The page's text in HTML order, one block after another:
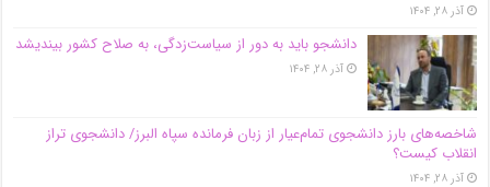
آذر ۲۸, ۱۴۰۴
دانشجو باید به دور از سیاست‌زدگی، به صلاح کشور بیندیشد
آذر ۲۸, ۱۴۰۴
شاخصه‌های بارز دانشجوی تمام‌عیار از زبان فرمانده سپاه البرز/ دانشجوی تراز
انقلاب کیست؟
آذر ۲۸, ۱۴۰۴